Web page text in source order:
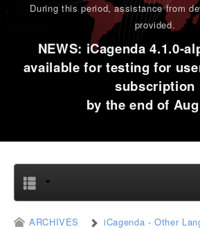
During this period,assistance from
provided.
NEWS: iCagenda 4.1.0-
available for testing for
subscription
by the end of
ARCHIVES iCagenda - Other